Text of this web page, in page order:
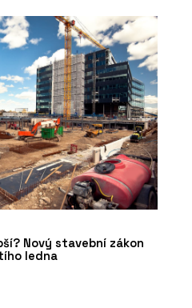
Nový stavební zákon
ledna